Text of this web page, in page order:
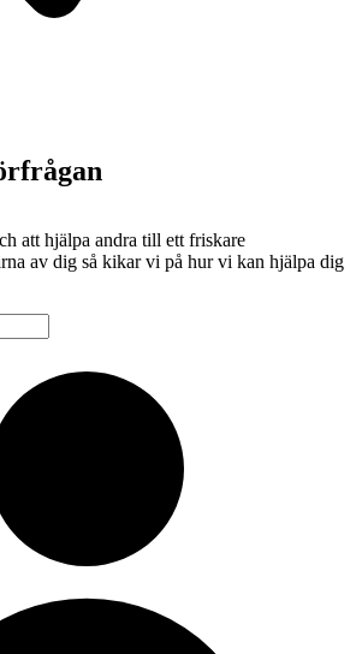
att hjälpa andra till ett friskare
av dig så kikar vi på hur vi kan hjälpa dig